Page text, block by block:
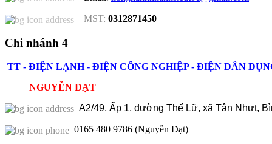
MST: 0312871450
Chi nhánh 4
TT - ĐIỆN LẠNH - ĐIỆN CÔNG NGHIỆP - ĐIỆN DÂN
NGUYỄN ĐẠT
A2/49, Ấp 1, đường Thế Lữ, xã Tân Nhựt,
0165 480 9786 (Nguyễn Đạt)